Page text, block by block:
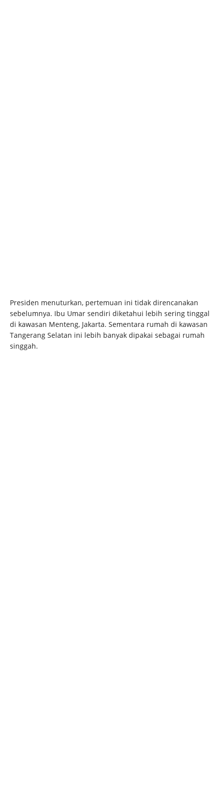
Presiden menuturkan, pertemuan ini tidak direncanakan
sebelumnya. Ibu Umar sendiri diketahui lebih sering tinggal
di kawasan Menteng, Jakarta. Sementara rumah di kawasan
Tangerang Selatan ini lebih banyak dipakai sebagai rumah
singgah.